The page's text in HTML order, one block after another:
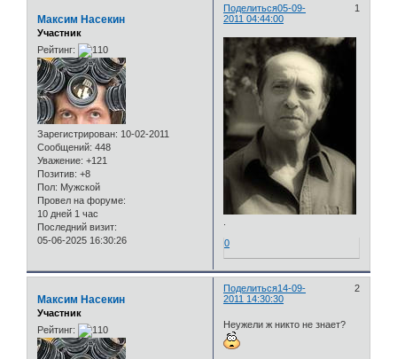
Поделиться 1
05-09-
2011 04:44:00
Максим Насекин
Участник
Рейтинг:
Зарегистрирован: 10-02-2011
Сообщений: 448
Уважение: +121
Позитив: +8
Пол: Мужской
Провел на форуме:
10 дней 1 час
Последний визит:
05-06-2025 16:30:26
0
Поделиться 2
14-09-
2011 14:30:30
Максим Насекин
Участник
Рейтинг:
Неужели ж никто не знает?